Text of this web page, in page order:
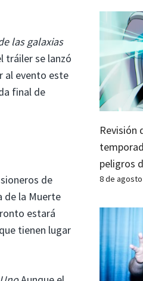
las galaxias
tráiler se lanzó
al evento este
final de
de
de la Muerte
estará
tienen lugar
Revisión
peligros
8 de